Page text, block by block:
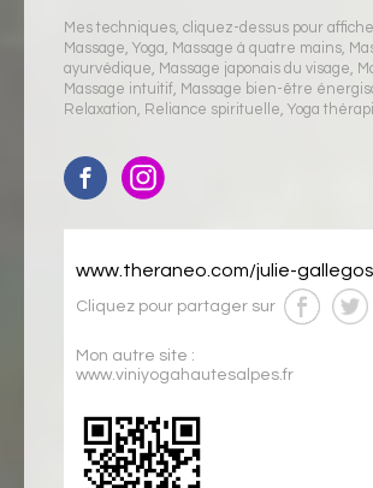
Mes techniques, cliquez-dessus pour
Massage, Yoga, Massage à quatre mains,
ayurvédique, Massage japonais du visage,
Massage intuitif, Massage bien-être
Relaxation, Reliance spirituelle, Yoga
www.theraneo.com/julie-gallegos
Cliquez pour partager sur
Mon autre site :
www.viniyogahautesalpes.fr